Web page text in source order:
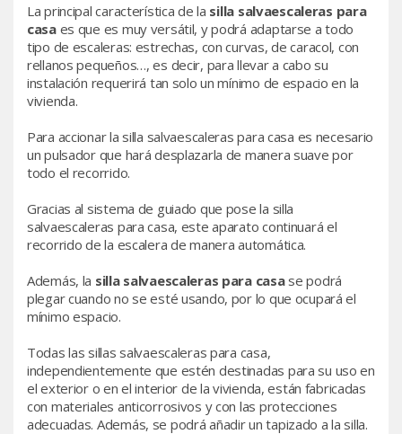
La principal característica de la silla salvaescaleras para
casaes que es muy versátil, y podrá adaptarse a todo
tipo de escaleras: estrechas, con curvas, de caracol, con
rellanos pequeños…, es decir, para llevar a cabo su
instalación requerirá tan solo un mínimo de espacio en la
vivienda.
Para accionar la silla salvaescaleras para casa es necesario
un pulsador que hará desplazarla de manera suave por
todo el recorrido.
Gracias al sistema de guiado que pose la silla
salvaescaleras para casa, este aparato continuará el
recorrido de la escalera de manera automática.
Además, la silla salvaescaleras para casase podrá
plegar cuando no se esté usando, por lo que ocupará el
mínimo espacio.
Todas las sillas salvaescaleras para casa,
independientemente que estén destinadas para su uso en
el exterior o en el interior de la vivienda, están fabricadas
con materiales anticorrosivos y con las protecciones
adecuadas. Además, se podrá añadir un tapizado a la silla.